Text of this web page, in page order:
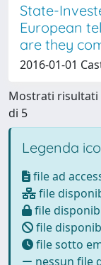
State-
European
are they
2016-01-01
Mostrati risultati
di 5
Legenda
file ad
file
file
file
file sotto
nessun file